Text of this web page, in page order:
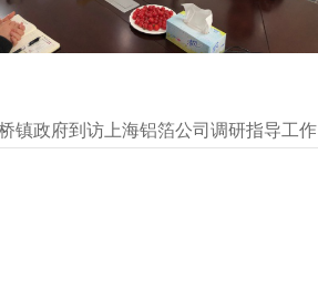
镇政府到访上海铝箔公司调研指导工作